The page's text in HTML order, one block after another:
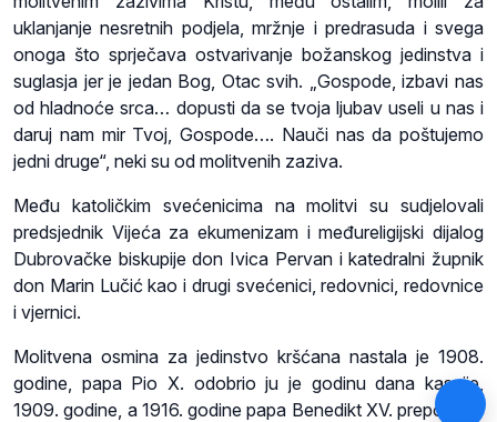
uklanjanje nesretnih podjela, mržnje i predrasuda i svega
onoga što sprječava ostvarivanje božanskog jedinstva i
suglasja jer je jedan Bog, Otac svih. „Gospode, izbavi nas
od hladnoće srca… dopusti da se tvoja ljubav useli u nas i
daruj nam mir Tvoj, Gospode…. Nauči nas da poštujemo
jedni druge“, neki su od molitvenih zaziva.
Među katoličkim svećenicima na molitvi su sudjelovali
predsjednik Vijeća za ekumenizam i međureligijski dijalog
Dubrovačke biskupije don Ivica Pervan i katedralni župnik
don Marin Lučić kao i drugi svećenici, redovnici, redovnice
i vjernici.
Molitvena osmina za jedinstvo kršćana nastala je 1908.
godine, papa Pio X. odobrio ju je godinu dana kasnije,
1909. godine, a 1916. godine papa Benedikt XV. preporučio